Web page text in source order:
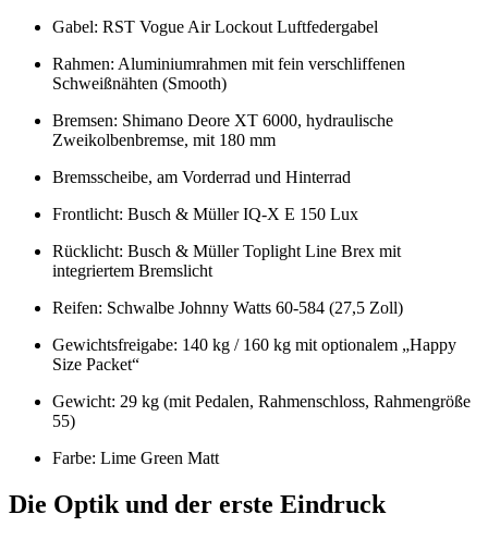
Gabel: RST Vogue Air Lockout Luftfedergabel
Rahmen: Aluminiumrahmen mit fein verschliffenen
Schweißnähten (Smooth)
Bremsen: Shimano Deore XT 6000, hydraulische
Zweikolbenbremse, mit 180 mm
Bremsscheibe, am Vorderrad und Hinterrad
Frontlicht: Busch & Müller IQ-X E 150 Lux
Rücklicht: Busch & Müller Toplight Line Brex mit
integriertem Bremslicht
Reifen: Schwalbe Johnny Watts 60-584 (27,5 Zoll)
Gewichtsfreigabe: 140 kg / 160 kg mit optionalem „Happy
Size Packet“
Gewicht: 29 kg (mit Pedalen, Rahmenschloss, Rahmengröße
55)
Farbe: Lime Green Matt
Die Optik und der erste Eindruck